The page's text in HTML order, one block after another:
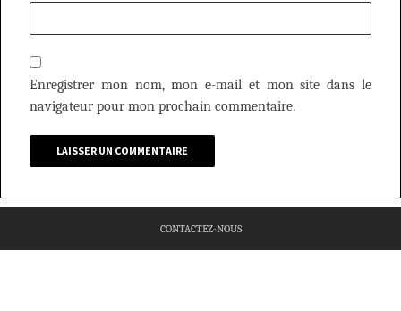
Enregistrer mon nom, mon e-mail et mon site dans le
navigateur pour mon prochain commentaire.
CONTACTEZ-NOUS